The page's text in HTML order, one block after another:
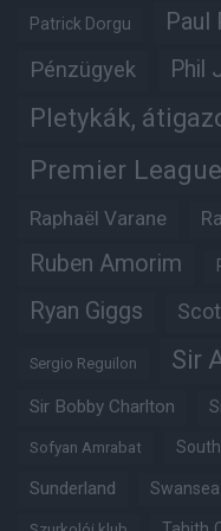
Patrick Dorgu Paul
Pénzügyek Phil
Pletykák,
Premier League
Raphaël Varane
Ruben Amorim
Ryan Giggs
Sergio Reguilon Sir
Sir Bobby Charlton
Sofyan Amrabat
Sunderland